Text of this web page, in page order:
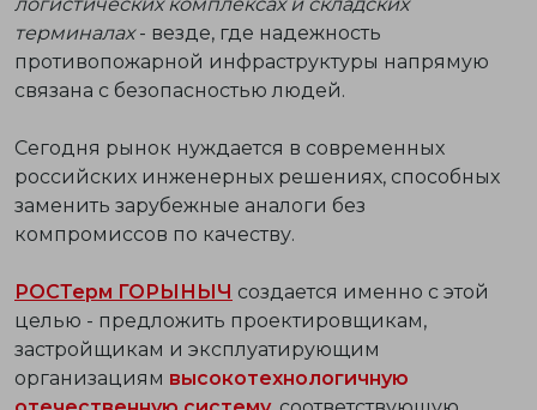
терминалах- везде, где надежность
противопожарной инфраструктуры напрямую
связана с безопасностью людей.
Сегодня рынок нуждается в современных
российских инженерных решениях, способных
заменить зарубежные аналоги без
компромиссов по качеству.
РОСТерм ГОРЫНЫЧ создается именно с этой
целью - предложить проектировщикам,
застройщикам и эксплуатирующим
организациям высокотехнологичную